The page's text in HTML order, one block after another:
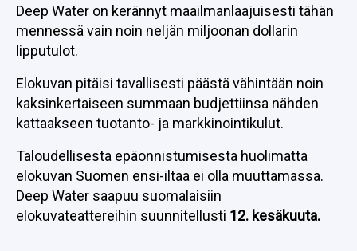
Deep Water on kerännyt maailmanlaajuisesti tähän
mennessä vain noin neljän miljoonan dollarin
lipputulot.
Elokuvan pitäisi tavallisesti päästä vähintään noin
kaksinkertaiseen summaan budjettiinsa nähden
kattaakseen tuotanto- ja markkinointikulut.
Taloudellisesta epäonnistumisesta huolimatta
elokuvan Suomen ensi-iltaa ei olla muuttamassa.
Deep Water saapuu suomalaisiin
elokuvateattereihin suunnitellusti 12. kesäkuuta.